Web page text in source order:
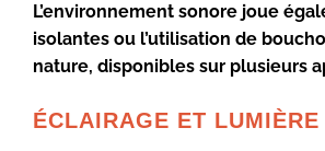
L’environnement sonore joue
isolantes ou l’utilisation de
nature, disponibles sur plusieurs
ÉCLAIRAGE ET LUMIÈRE